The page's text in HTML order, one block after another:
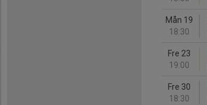
Mån 19
18:30
Fre 23
19:00
Fre 30
18:30